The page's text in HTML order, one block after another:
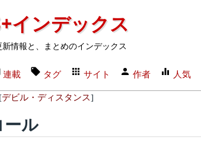
インデックス
情報と、まとめのインデックス
連載 タグ サイト 作者 人気
[デビル・ディスタンス]
ル